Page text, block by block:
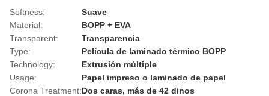
Softness:
Suave
Material:
BOPP + EVA
Transparent:
Transparencia
Type:
Película de laminado térmico BOPP
Technology:
Extrusión múltiple
Usage:
Papel impreso o laminado de papel
Corona Treatment:Dos caras, más de 42 dinos